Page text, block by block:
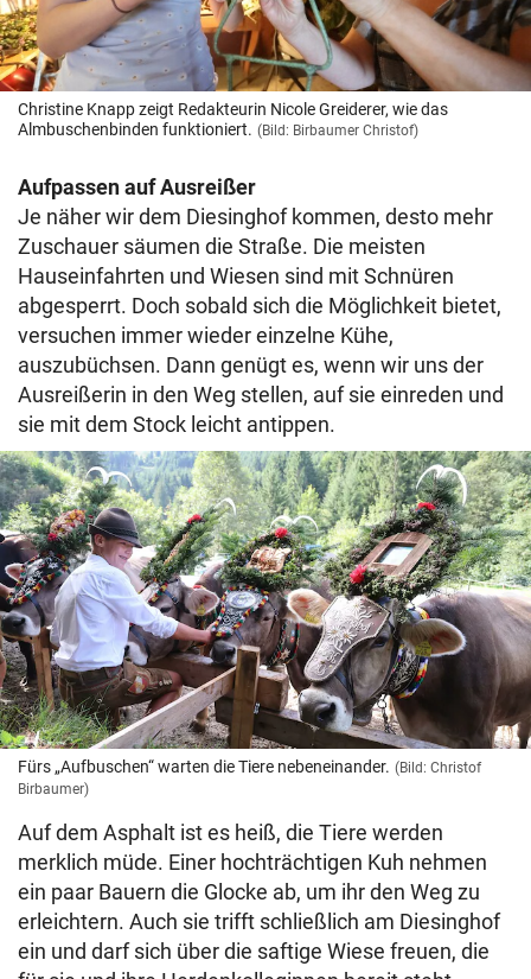
Christine Knapp zeigt Redakteurin Nicole Greiderer, wie das
Almbuschenbinden funktioniert. (Bild: Birbaumer Christof)
Aufpassen auf Ausreißer
Je näher wir dem Diesinghof kommen, desto mehr
Zuschauer säumen die Straße. Die meisten
Hauseinfahrten und Wiesen sind mit Schnüren
abgesperrt. Doch sobald sich die Möglichkeit bietet,
versuchen immer wieder einzelne Kühe,
auszubüchsen. Dann genügt es, wenn wir uns der
Ausreißerin in den Weg stellen, auf sie einreden und
sie mit dem Stock leicht antippen.
Fürs „Aufbuschen“ warten die Tiere nebeneinander. (Bild: Christof
Birbaumer)
Auf dem Asphalt ist es heiß, die Tiere werden
merklich müde. Einer hochträchtigen Kuh nehmen
ein paar Bauern die Glocke ab, um ihr den Weg zu
erleichtern. Auch sie trifft schließlich am Diesinghof
ein und darf sich über die saftige Wiese freuen, die